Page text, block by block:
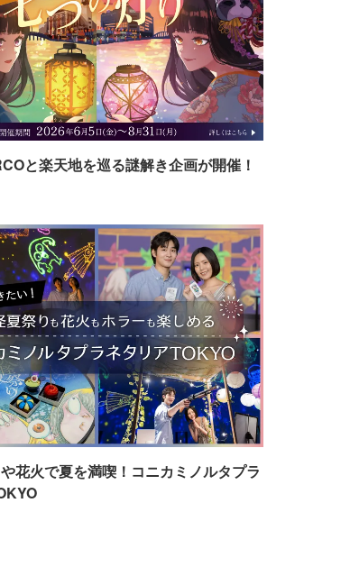
と楽天地を巡る謎解き企画が開催！
花火で夏を満喫！コニカミノルタプラ